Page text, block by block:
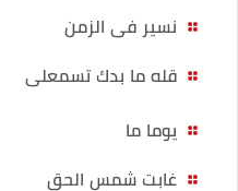
نسير فى الزمن
قله ما بدك تسمعلى
يوما ما
غابت شمس الحق